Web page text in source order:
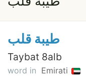
طيبة قلب
Taybat 8alb
word in Emirati